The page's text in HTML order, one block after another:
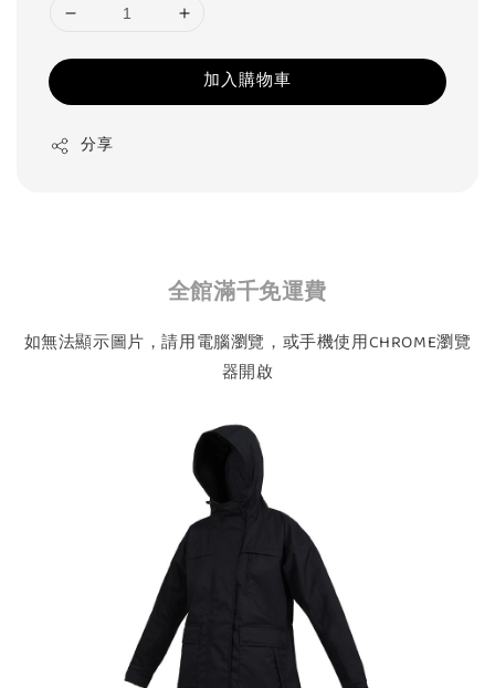
加入購物車
分享
全館滿千免運費
如無法顯示圖片，請用電腦瀏覽，或手機使用CHROME瀏覽
器開啟